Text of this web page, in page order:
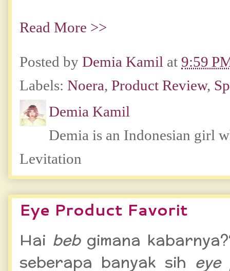
Read More >>
Posted by Demia Kamil at 9:59
Labels: Noera, Product Review,
Demia Kamil
Demia is an Indonesian girl
Levitation
Eye Product Favorit
Hai beb gimana
seberapa banyak sih